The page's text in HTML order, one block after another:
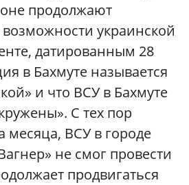
продолжают
украинской
датированным 28
в Бахмуте называется
и что ВСУ в Бахмуте
С тех пор
месяца, ВСУ в городе
не смог провести
продвигаться